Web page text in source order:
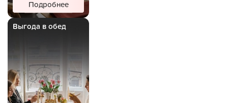
Подробнее
Выгода в обед